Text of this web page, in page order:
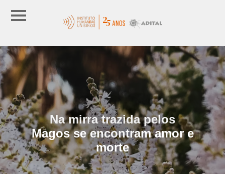
Na mirra trazida pelos
Magos se encontram amor e
morte